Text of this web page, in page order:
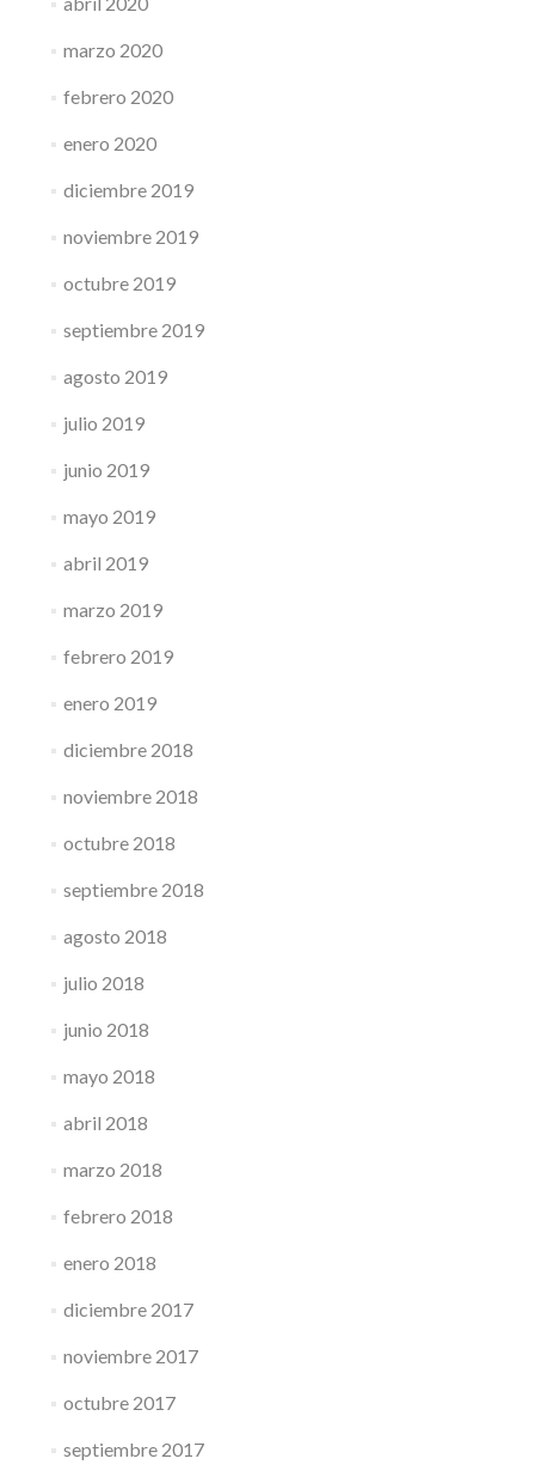
marzo 2020
febrero 2020
enero 2020
diciembre 2019
noviembre 2019
octubre 2019
septiembre 2019
agosto 2019
julio 2019
junio 2019
mayo 2019
abril 2019
marzo 2019
febrero 2019
enero 2019
diciembre 2018
noviembre 2018
octubre 2018
septiembre 2018
agosto 2018
julio 2018
junio 2018
mayo 2018
abril 2018
marzo 2018
febrero 2018
enero 2018
diciembre 2017
noviembre 2017
octubre 2017
septiembre 2017